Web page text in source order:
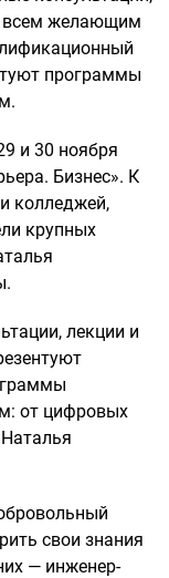
всем желающим
программы
и 30 ноября
Бизнес». К
колледжей,
крупных
лекции и
от цифровых
свои знания
— инженер-